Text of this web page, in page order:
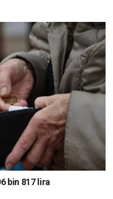
bin 817 lira